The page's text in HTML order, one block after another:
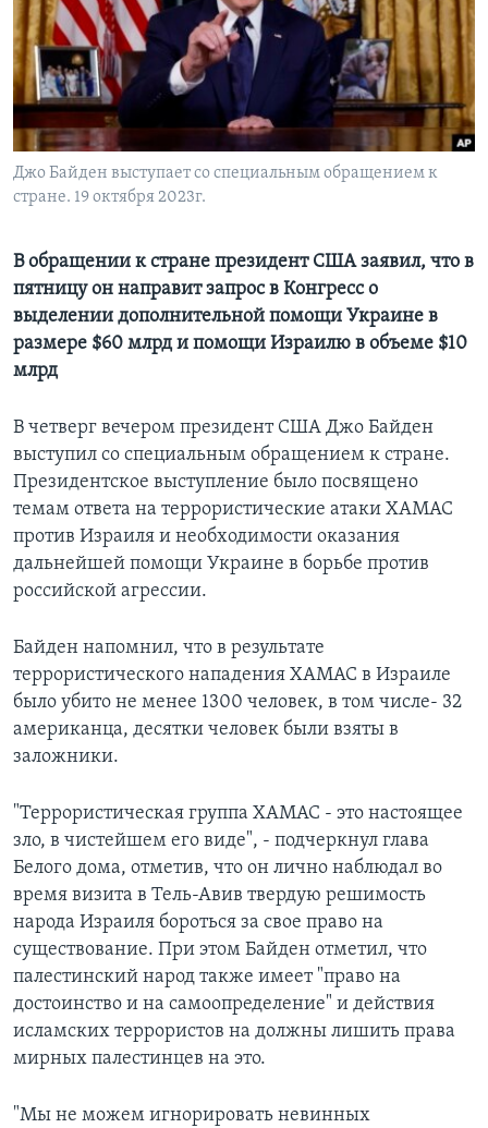
Learning English
СОЦИАЛЬНЫЕ СЕТИ
Языки
Джо Байден выступает со специальным обращением к
стране. 19 октября 2023г.
В обращении к стране президент США заявил, что в
пятницу он направит запрос в Конгресс о
выделении дополнительной помощи Украине в
размере $60 млрд и помощи Израилю в объеме $10
млрд
В четверг вечером президент США Джо Байден
выступил со специальным обращением к стране.
Президентское выступление было посвящено
темам ответа на террористические атаки ХАМАС
против Израиля и необходимости оказания
дальнейшей помощи Украине в борьбе против
российской агрессии.
Байден напомнил, что в результате
террористического нападения ХАМАС в Израиле
было убито не менее 1300 человек, в том числе- 32
американца, десятки человек были взяты в
заложники.
"Террористическая группа ХАМАС - это настоящее
зло, в чистейшем его виде", - подчеркнул глава
Белого дома, отметив, что он лично наблюдал во
время визита в Тель-Авив твердую решимость
народа Израиля бороться за свое право на
существование. При этом Байден отметил, что
палестинский народ также имеет "право на
достоинство и на самоопределение" и действия
исламских террористов на должны лишить права
мирных палестинцев на это.
"Мы не можем игнорировать невинных